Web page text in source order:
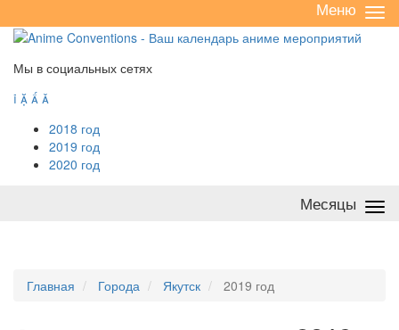
/
Меню
Мы в социальных сетях
   
2018 год
2019 год
2020 год
Месяцы
Главная Города Якутск 2019 год